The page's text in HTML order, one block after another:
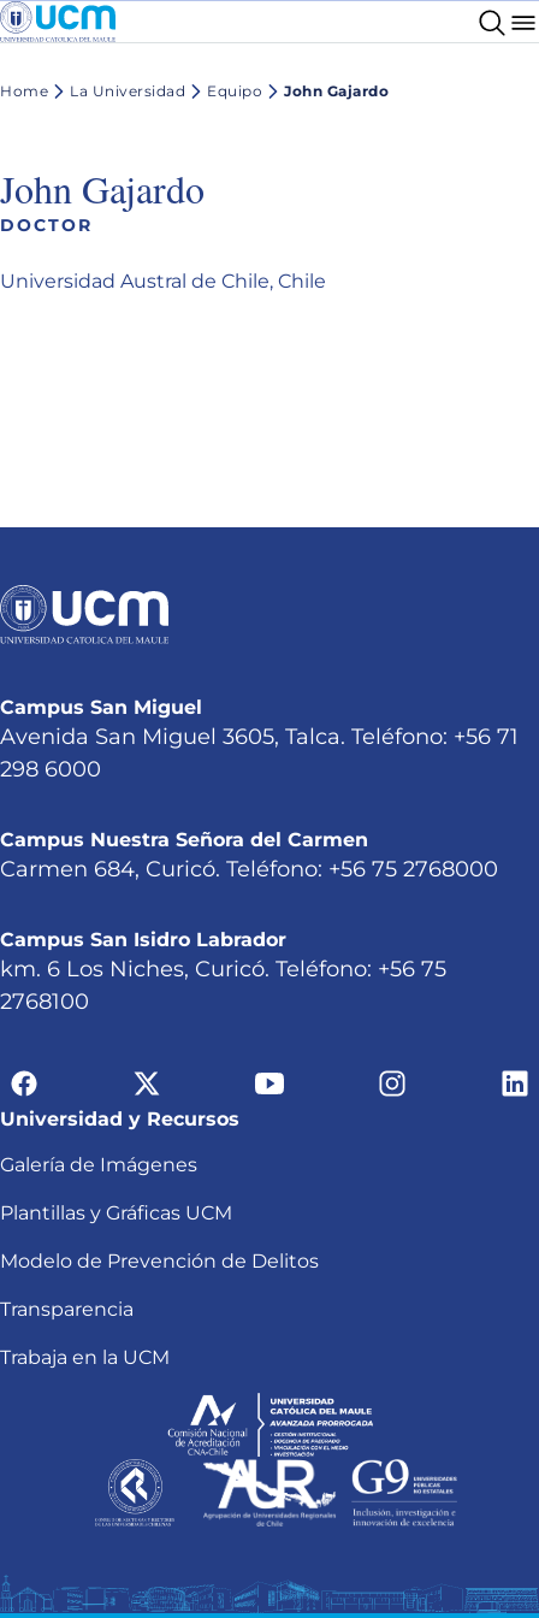
Home La Universidad Equipo John Gajardo
John Gajardo
DOCTOR
Universidad Austral de Chile, Chile
Campus San Miguel
Avenida San Miguel 3605, Talca. Teléfono: +56 71
298 6000
Campus Nuestra Señora del Carmen
Carmen 684, Curicó. Teléfono: +56 75 2768000
Campus San Isidro Labrador
km. 6 Los Niches, Curicó. Teléfono: +56 75
2768100
Universidad y Recursos
Galería de Imágenes
Plantillas y Gráficas UCM
Modelo de Prevención de Delitos
Transparencia
Trabaja en la UCM